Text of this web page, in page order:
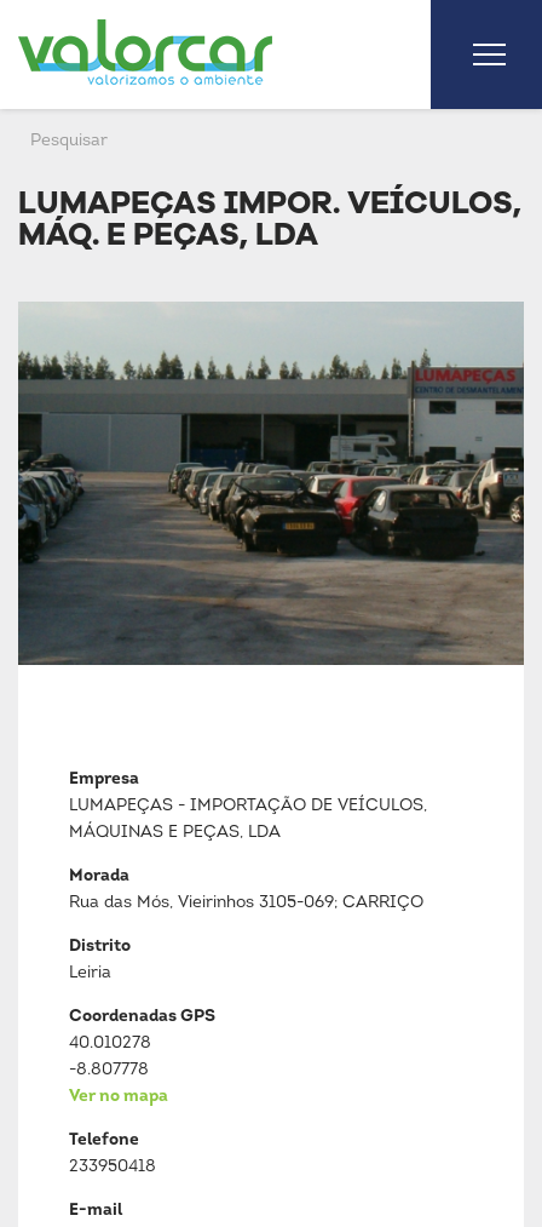
LUMAPEÇAS IMPOR. VEÍCULOS,
MÁQ. E PEÇAS, LDA
Empresa
LUMAPEÇAS - IMPORTAÇÃO DE VEÍCULOS,
MÁQUINAS E PEÇAS, LDA
Morada
Rua das Mós, Vieirinhos 3105-069; CARRIÇO
Distrito
Leiria
Coordenadas GPS
40.010278
-8.807778
Ver no mapa
Telefone
233950418
E-mail